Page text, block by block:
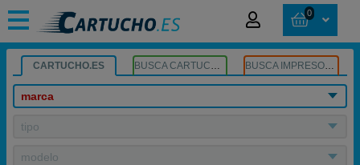
0
CARTUCHO.ES BUSCA CARTUCHOS BUSCA IMPRESORA
marca
tipo
modelo